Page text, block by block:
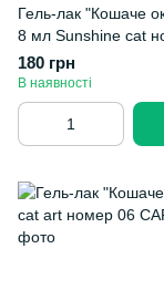
Гель-лак "Кошаче
8 мл Sunshine cat
180 грн
В наявності